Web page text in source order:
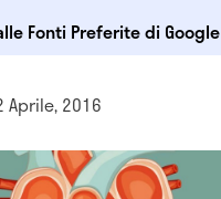
Fonti Preferite di Google
Aprile, 2016